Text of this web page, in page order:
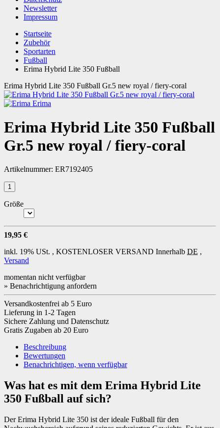
Newsletter
Impressum
Startseite
Zubehör
Sportarten
Fußball
Erima Hybrid Lite 350 Fußball
Erima Hybrid Lite 350 Fußball Gr.5 new royal / fiery-coral
Erima
Erima Hybrid Lite 350 Fußball
Gr.5 new royal / fiery-coral
Artikelnummer: ER7192405
Größe
19,95 €
inkl. 19% USt. , KOSTENLOSER VERSAND Innerhalb DE ,
Versand
momentan nicht verfügbar
» Benachrichtigung anfordern
Versandkostenfrei ab 5 Euro
Lieferung in 1-2 Tagen
Sichere Zahlung und Datenschutz
Gratis Zugaben ab 20 Euro
Beschreibung
Bewertungen
Benachrichtigen, wenn verfügbar
Was hat es mit dem Erima Hybrid Lite
350 Fußball auf sich?
Der Erima Hybrid Lite 350 ist der ideale Fußball für den